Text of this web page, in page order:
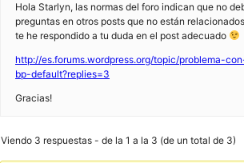
Hola Starlyn, las normas del foro indican que no
preguntas en otros posts que no están
te he respondido a tu duda en el post adecuado
http://es.forums.wordpress.org/topic/problema-
bp-default?replies=3
Gracias!
Viendo 3 respuestas - de la 1 a la 3 (de un total de 3)